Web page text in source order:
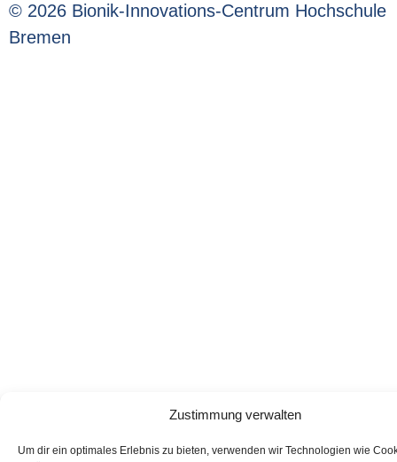
Zustimmung verwalten
Um dir ein optimales Erlebnis zu bieten, verwenden wir Technologien wie
© 2026 Bionik-Innovations-Centrum Hochschule
Bremen